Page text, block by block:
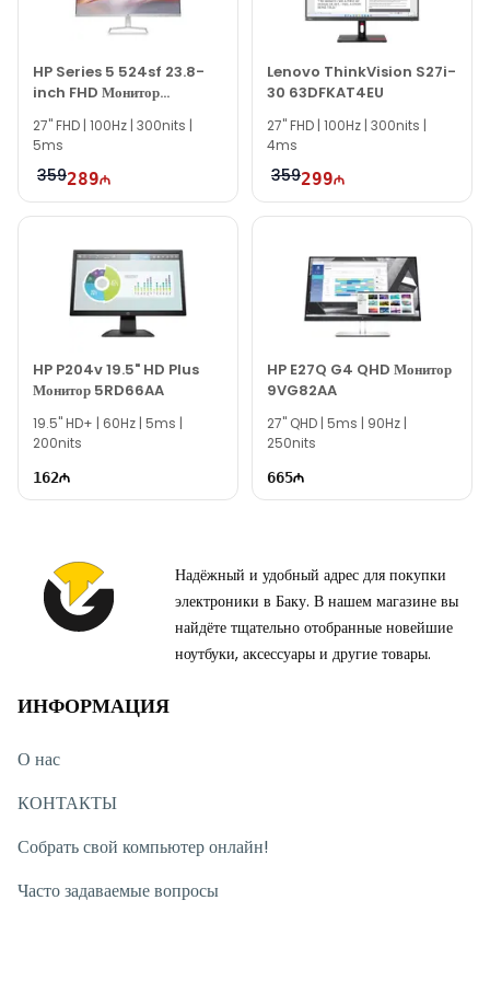
специалисты доступны каждый день с 10:00 до 19:00.
HP Series 5 524sf FHD Monitor 94C17E9 в онлайн-чате
на нашем сайте.
Вне рабочего времени вы можете связаться с нами по email
Благодарим вас за интерес к нам!
HP Series 5 524sf 23.8-
inch FHD Монитор
94C17AA
27'' FHD | 100Hz | 300nits |
5ms
359289
Lenovo ThinkVision S27i-
30 63DFKAT4EU
27" FHD | 100Hz | 300nits |
4ms
359299
HP P204v 19.5" HD Plus
Монитор 5RD66AA
19.5'' HD+ | 60Hz | 5ms |
200nits
162
HP E27Q G4 QHD Монитор
9VG82AA
27'' QHD | 5ms | 90Hz |
250nits
665
Надёжный и удобный адрес для покупки
электроники в Баку. В нашем магазине вы
найдёте тщательно отобранные новейшие
ноутбуки, аксессуары и другие товары.
ИНФОРМАЦИЯ
О нас
КОНТАКТЫ
Собрать свой компьютер онлайн!
Часто задаваемые вопросы